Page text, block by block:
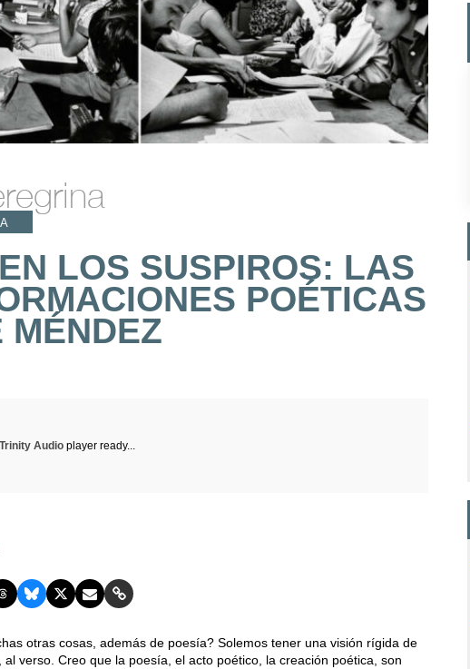
LOS SUSPIROS: LAS
POÉTICAS
MÉNDEZ
Trinity Audioplayer ready...
otras cosas, además de poesía? Solemos tener una visión rígida de
verso. Creo que la poesía, el acto poético, la creación poética, son